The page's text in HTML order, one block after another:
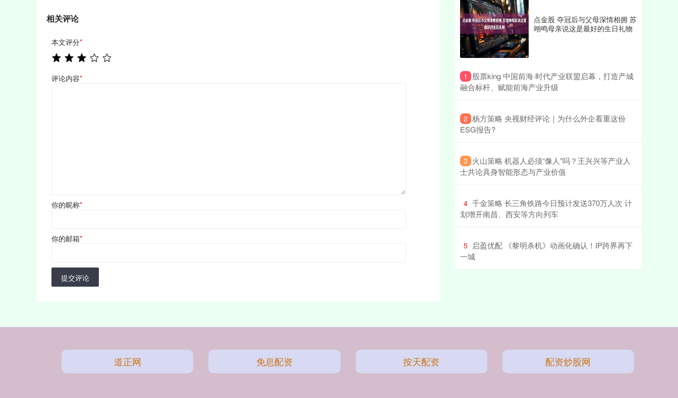
相关评论
本文评分*
评论内容*
你的昵称*
你的邮箱*
提交评论
点金股 夺冠后与父母深情相拥 苏
翊鸣母亲说这是最好的生日礼物
1
​股票king 中国前海·时代产业联盟启幕，打造产城
融合标杆、赋能前海产业升级
2 ​杨方策略 央视财经评论｜为什么外企看重这份
ESG报告?
3 ​火山策略 机器人必须“像人”吗？王兴兴等产业人
士共论具身智能形态与产业价值
4 ​千金策略 长三角铁路今日预计发送370万人次 计
划增开南昌、西安等方向列车
5 ​启盈优配 《黎明杀机》动画化确认！IP跨界再下
一城
道正网 免息配资 按天配资 配资炒股网